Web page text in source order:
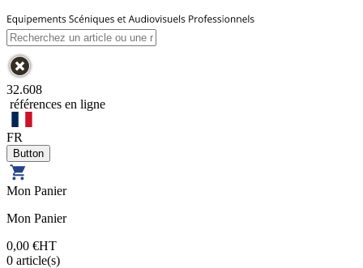
32.608
références en ligne
FR
Mon Panier
Mon Panier
0,00 €HT
0 article(s)